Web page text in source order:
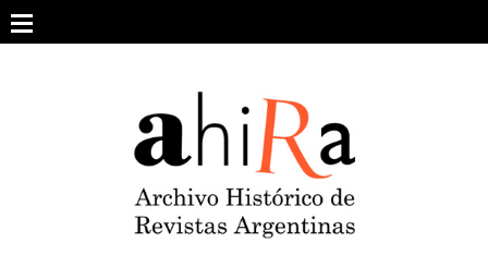
content
ARCHIVO DE REVISTAS
ESTUDIOS CRÍTICOS